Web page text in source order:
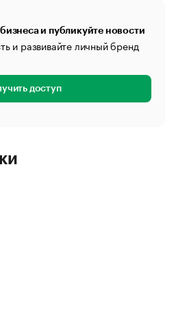
и публикуйте новости
и развивайте личный бренд
доступ